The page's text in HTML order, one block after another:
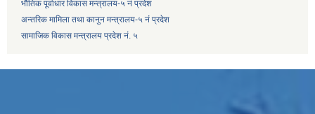
भौतिक पूर्वाधार विकास मन्त्रालय-५ नं प्रदेश
अन्तरिक मामिला तथा कानुन मन्त्रालय-५ नं प्रदेश
सामाजिक विकास मन्त्रालय प्रदेश नं. ५